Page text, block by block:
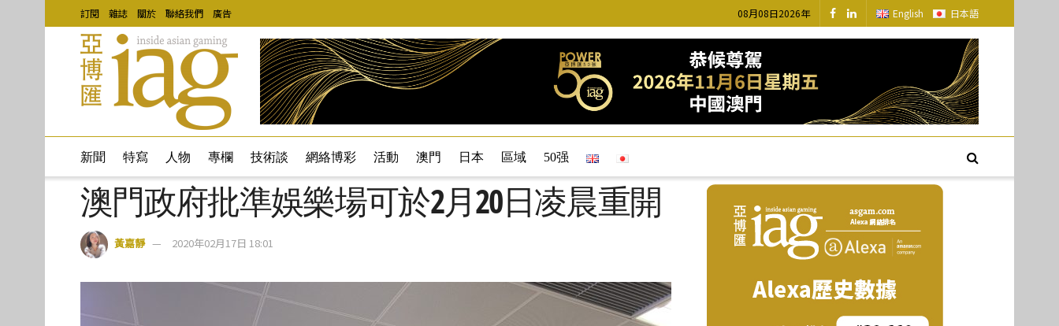
訂閱 雜誌 關於 聯絡我們 廣告 08月08日2026年 English 日本語
新聞 特寫 人物 專欄 技術談 網絡博彩 活動 澳門 日本 區域 50强
澳門政府批準娛樂場可於2月20日凌晨重開
黃嘉靜 2020年02月17日 18:01